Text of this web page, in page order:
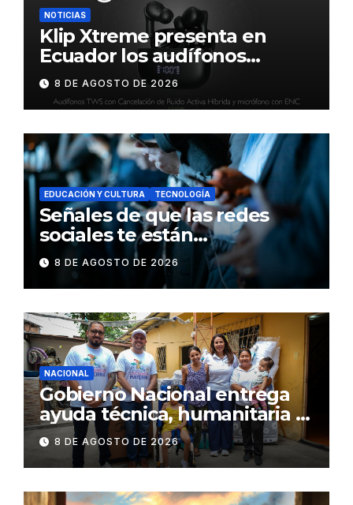
NOTICIAS
Klip Xtreme presenta en
Ecuador los audífonos
DynaBuds con sonido
inteligente y control táctil
8 DE AGOSTO DE 2026
EDUCACIÓN Y CULTURA TECNOLOGÍA
Señales de que las redes
sociales te están
consumiendo
8 DE AGOSTO DE 2026
NACIONAL
Gobierno Nacional entrega
ayuda técnica, humanitaria y
Bono Joaquín Gallegos Lara a
familia en situación de
vulnerabilidad
8 DE AGOSTO DE 2026